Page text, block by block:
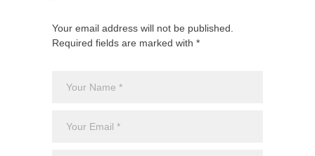
Your email address will not be published.
Required fields are marked with *